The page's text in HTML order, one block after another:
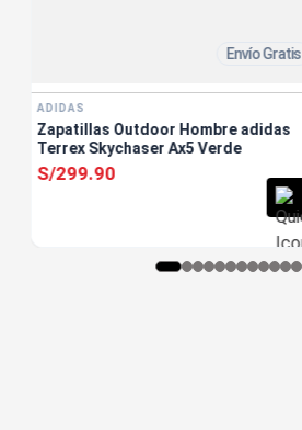
Envío Gratis
ADIDAS
Zapatillas Outdoor Hombre adidas
Terrex Skychaser Ax5 Verde
S/299.90